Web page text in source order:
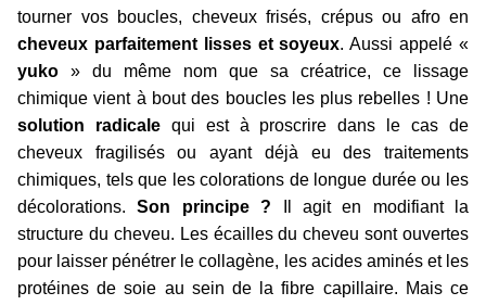
tourner vos boucles, cheveux frisés, crépus ou afro en
cheveux parfaitement lisses et soyeux. Aussi appelé «
yuko » du même nom que sa créatrice, ce lissage
chimique vient à bout des boucles les plus rebelles ! Une
solution radicalequi est à proscrire dans le cas de
cheveux fragilisés ou ayant déjà eu des traitements
chimiques, tels que les colorations de longue durée ou les
décolorations.Son principe ? Il agit en modifiant la
structure du cheveu. Les écailles du cheveu sont ouvertes
pour laisser pénétrer le collagène, les acides aminés et les
protéines de soie au sein de la fibre capillaire. Mais ce